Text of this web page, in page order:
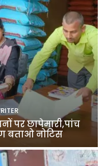
पर छापेमारी,पांच
बताओ नोटिस